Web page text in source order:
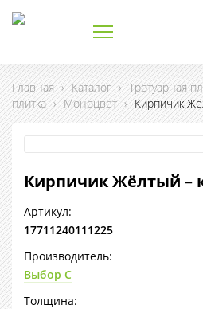
Главная › Каталог › Тротуарная
плитка › Моноцвет › Кирпичик
Кирпичик Жёлтый –
Артикул:
17711240111225
Производитель:
Выбор С
Толщина: